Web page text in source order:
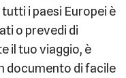
i paesi Europei è
o prevedi di
il tuo viaggio, è
documento di facile